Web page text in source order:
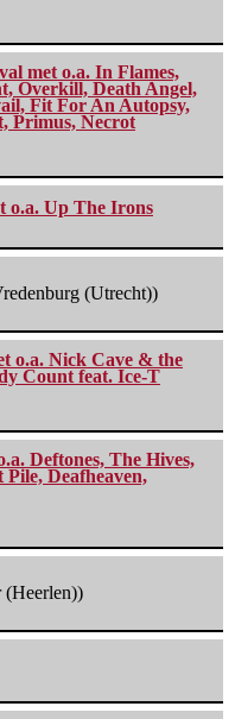
met o.a. In Flames,
Overkill, Death Angel,
Fit For An Autopsy,
Primus, Necrot
o.a. Up The Irons
(Utrecht))
o.a. Nick Cave & the
Count feat. Ice-T
Deftones, The Hives,
Deafheaven,